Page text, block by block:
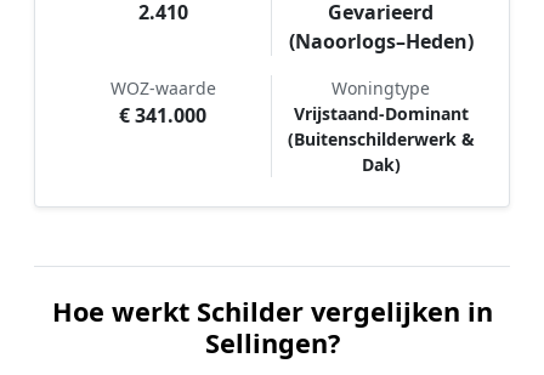
2.410
Gevarieerd
(Naoorlogs–Heden)
WOZ-waarde
€ 341.000
Woningtype
Vrijstaand-Dominant
(Buitenschilderwerk &
Dak)
Hoe werkt Schilder vergelijken in
Sellingen?